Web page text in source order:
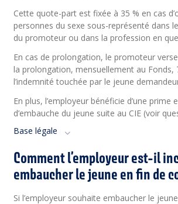
Cette quote-part est fixée à 35 % en cas
personnes du sexe sous-représenté dans
du promoteur ou dans la profession en
En cas de prolongation, le promoteur
la prolongation, mensuellement au Fonds,
l’indemnité touchée par le jeune
En plus, l’employeur bénéficie d’une prime
d’embauche du jeune suite au CIE (voir
Base légale
Comment l’employeur est-il
embaucher le jeune en fin de
Si l’employeur souhaite embaucher le